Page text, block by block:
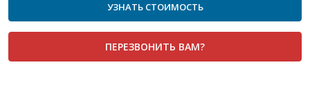
УЗНАТЬ СТОИМОСТЬ
ПЕРЕЗВОНИТЬ ВАМ?